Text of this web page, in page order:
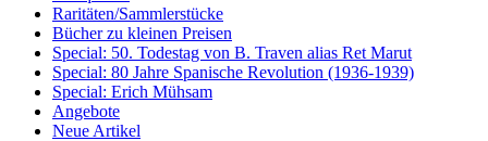
Raritäten/Sammlerstücke
Bücher zu kleinen Preisen
Special: 50. Todestag von B. Traven alias Ret Marut
Special: 80 Jahre Spanische Revolution (1936-1939)
Special: Erich Mühsam
Angebote
Neue Artikel